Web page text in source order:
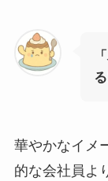
華やかなイメ
的な会社員よ